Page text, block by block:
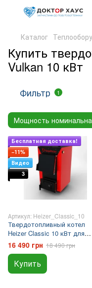
Каталог
Купить
Vulkan 10 кВт
Фильтр 1
Мощность
Подарок
Бесплатная доставка!
−11%
Видео
3
Артикул: Heizer_Classic_10
Твердотопливный котел
Heizer Classic 10 кВт для
дров, угля и брикетов
16 490 грн 18 490 грн
Купить